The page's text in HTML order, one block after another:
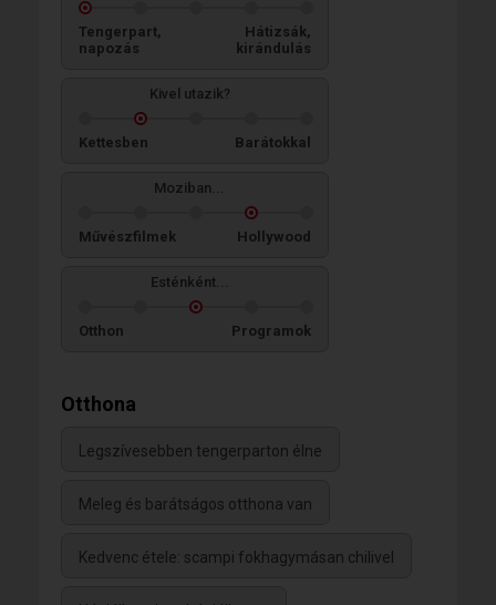
Tengerpart,
napozás
Hátizsák,
kirándulás
Kivel utazik?
Kettesben Barátokkal
Moziban...
Művészfilmek Hollywood
Esténként...
Otthon Programok
Otthona
Legszívesebben tengerparton élne
Meleg és barátságos otthona van
Kedvenc étele: scampi fokhagymásan chilivel